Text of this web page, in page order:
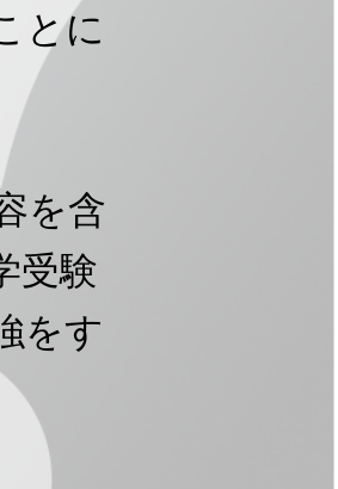
とに
を含
受験
をす